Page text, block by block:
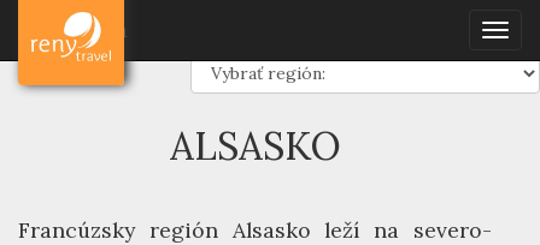
Dovolenka
ALSASKO
Francúzsky región Alsasko leží na severo-
Dovolenka